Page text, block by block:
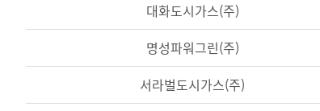
대화도시가스(주)
명성파워그린(주)
서라벌도시가스(주)